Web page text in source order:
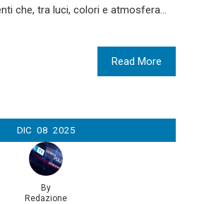
che, tra luci, colori e atmosfera…
Read More
DIC 08 2025
By
Redazione